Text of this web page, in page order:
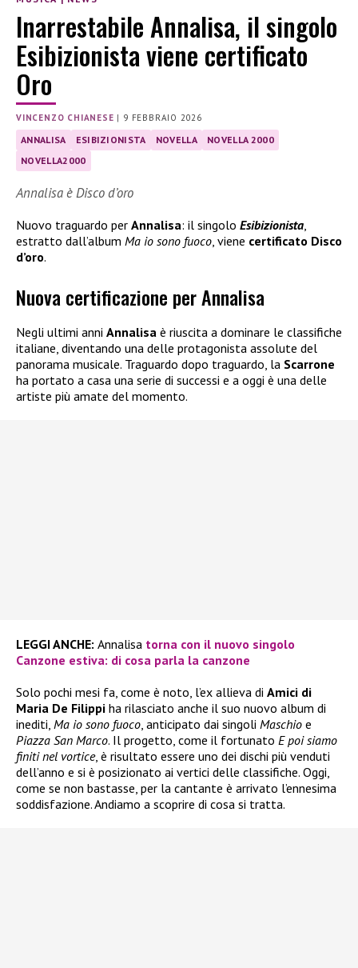
Inarrestabile Annalisa, il singolo
Esibizionista viene certificato
Oro
VINCENZO CHIANESE | 9 FEBBRAIO 2026
ANNALISA ESIBIZIONISTA NOVELLA
NOVELLA 2000
NOVELLA2000
Annalisa è Disco d’oro
Nuovo traguardo per Annalisa: il singolo Esibizionista
estratto dall’album Ma io sono fuoco , viene certificato Disco
d’oro.
Nuova certificazione per Annalisa
Negli ultimi anni Annalisa è riuscita a dominare le classifiche
italiane, diventando una delle protagonista assolute del
panorama musicale. Traguardo dopo traguardo, la Scarrone
ha portato a casa una serie di successi e a oggi è una delle
artiste più amate del momento.
LEGGI ANCHE: Annalisa torna con il nuovo singolo
Canzone estiva: di cosa parla la canzone
Solo pochi mesi fa, come è noto, l’ex allieva di Amici di
Maria De Filippi ha rilasciato anche il suo nuovo album di
inediti, Ma io sono fuoco, anticipato dai singoli Maschio e
Piazza San Marco. Il progetto, come il fortunato E poi siamo
finiti nel vortice, è risultato essere uno dei dischi più venduti
dell’anno e si è posizionato ai vertici delle classifiche. Oggi,
come se non bastasse, per la cantante è arrivato l’ennesima
soddisfazione. Andiamo a scoprire di cosa si tratta.